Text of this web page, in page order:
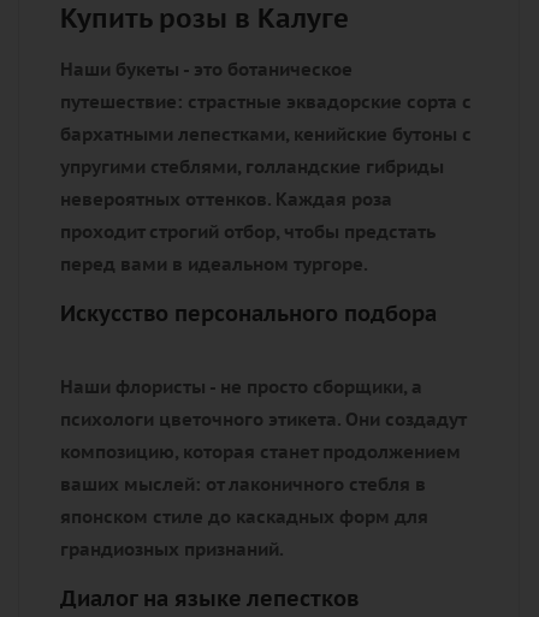
Купить розы в Калуге
Наши букеты - это ботаническое
путешествие: страстные эквадорские сорта с
бархатными лепестками, кенийские бутоны с
упругими стеблями, голландские гибриды
невероятных оттенков. Каждая роза
проходит строгий отбор, чтобы предстать
перед вами в идеальном тургоре.
Искусство персонального подбора
Наши флористы - не просто сборщики, а
психологи цветочного этикета. Они создадут
композицию, которая станет продолжением
ваших мыслей: от лаконичного стебля в
японском стиле до каскадных форм для
грандиозных признаний.
Диалог на языке лепестков